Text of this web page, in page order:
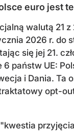
euro jest
walutą 21
2026 r. do
się jej 21.
6 państw UE:
i Dania. Ta
opt-